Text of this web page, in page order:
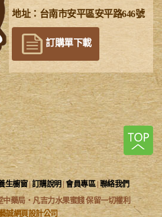
地址：台南市安平區安平路646號
訂購單下載
生櫥窗|訂購說明|會員專區| 聯絡我們
中藥局‧凡吉力水果蜜餞 保留一切權利
誠網頁設計公司